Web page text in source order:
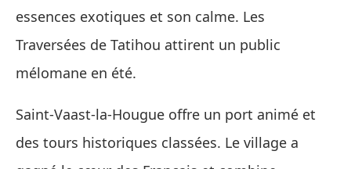
essences exotiques et son calme. Les
Traversées de Tatihou attirent un public
mélomane en été.
Saint‑Vaast‑la‑Hougue offre un port animé et
des tours historiques classées. Le village a